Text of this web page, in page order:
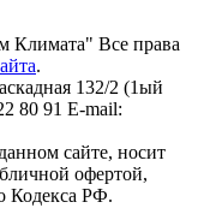
Климата" Все права
.
132/2 (1ый
80 91 E-mail:
сайте, носит
офертой,
Кодекса РФ.